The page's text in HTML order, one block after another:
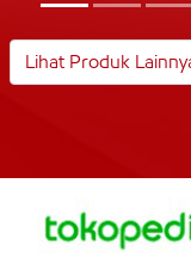
Lihat Produk